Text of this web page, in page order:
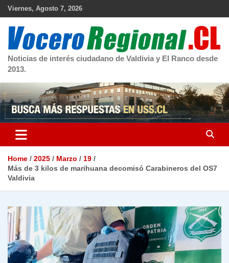
Skip
Viernes, Agosto 7, 2026
Noticias de interés ciudadano de Valdivia y El Ranco desde
2013.
Home 2025 Marzo
19
Más de 3 kilos de marihuana decomisó Carabineros del OS7
Valdivia